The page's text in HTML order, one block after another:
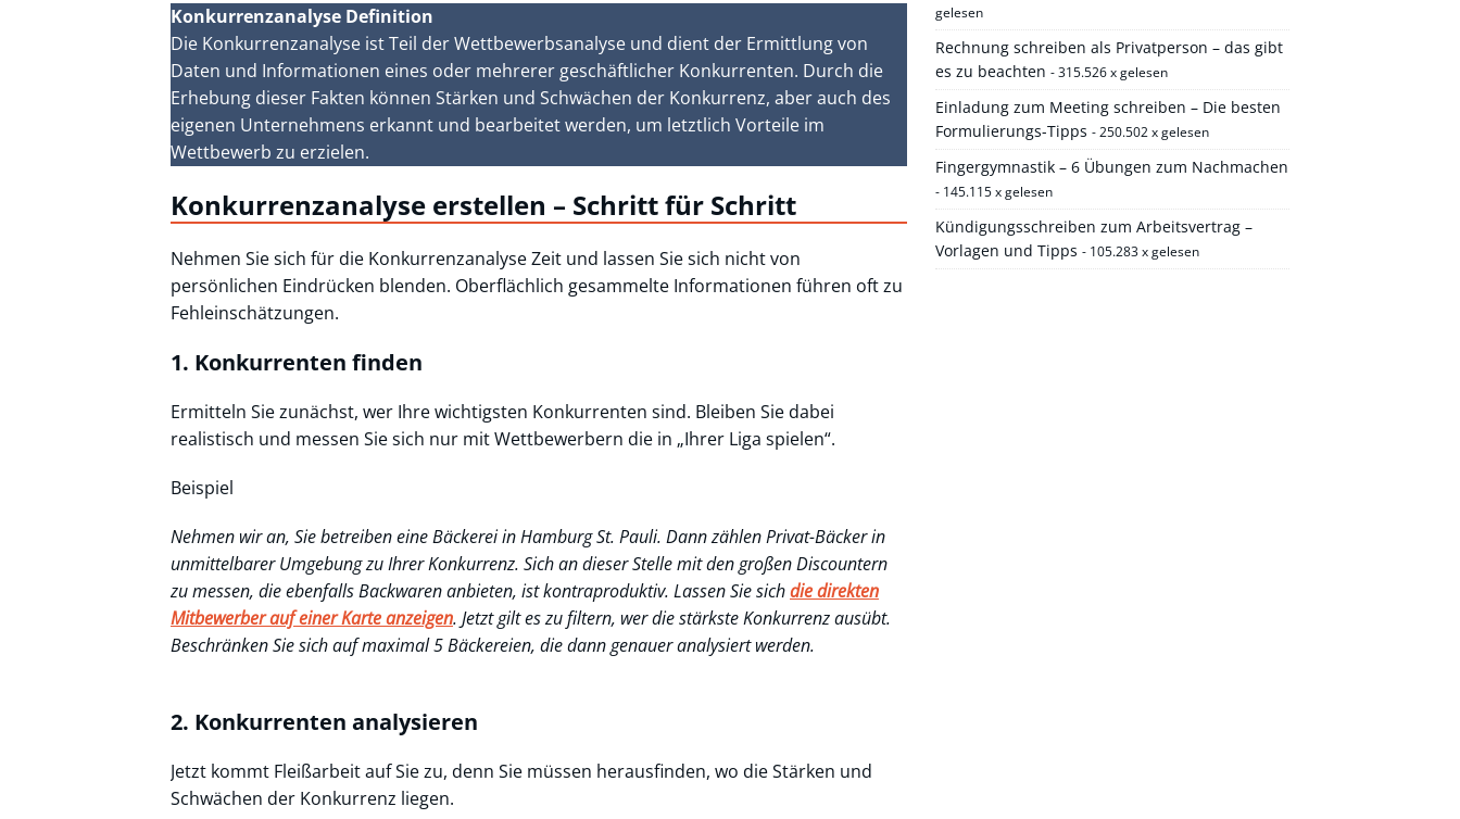
Konkurrenzanalyse Definition
Die Konkurrenzanalyse ist Teil der Wettbewerbsanalyse und dient der Ermittlung von
Daten und Informationen eines oder mehrerer geschäftlicher Konkurrenten. Durch die
Erhebung dieser Fakten können Stärken und Schwächen der Konkurrenz, aber auch des
eigenen Unternehmens erkannt und bearbeitet werden, um letztlich Vorteile im
Wettbewerb zu erzielen.
Konkurrenzanalyse erstellen – Schritt für Schritt
Nehmen Sie sich für die Konkurrenzanalyse Zeit und lassen Sie sich nicht von
persönlichen Eindrücken blenden. Oberflächlich gesammelte Informationen führen oft zu
Fehleinschätzungen.
1. Konkurrenten finden
Ermitteln Sie zunächst, wer Ihre wichtigsten Konkurrenten sind. Bleiben Sie dabei
realistisch und messen Sie sich nur mit Wettbewerbern die in „Ihrer Liga spielen“.
Beispiel
Nehmen wir an, Sie betreiben eine Bäckerei in Hamburg St. Pauli. Dann zählen Privat-Bäcker in
unmittelbarer Umgebung zu Ihrer Konkurrenz. Sich an dieser Stelle mit den großen Discountern
zu messen, die ebenfalls Backwaren anbieten, ist kontraproduktiv. Lassen Sie sichdie direkten
Mitbewerber auf einer Karte anzeigen. Jetzt gilt es zu filtern, wer die stärkste Konkurrenz ausübt.
Beschränken Sie sich auf maximal 5 Bäckereien, die dann genauer analysiert werden.
2. Konkurrenten analysieren
Jetzt kommt Fleißarbeit auf Sie zu, denn Sie müssen herausfinden, wo die Stärken und
Schwächen der Konkurrenz liegen.
gelesen
Rechnung schreiben als Privatperson – das gibt
es zu beachten - 315.526 x gelesen
Einladung zum Meeting schreiben – Die besten
Formulierungs-Tipps - 250.502 x gelesen
Fingergymnastik – 6 Übungen zum Nachmachen
- 145.115 x gelesen
Kündigungsschreiben zum Arbeitsvertrag –
Vorlagen und Tipps - 105.283 x gelesen